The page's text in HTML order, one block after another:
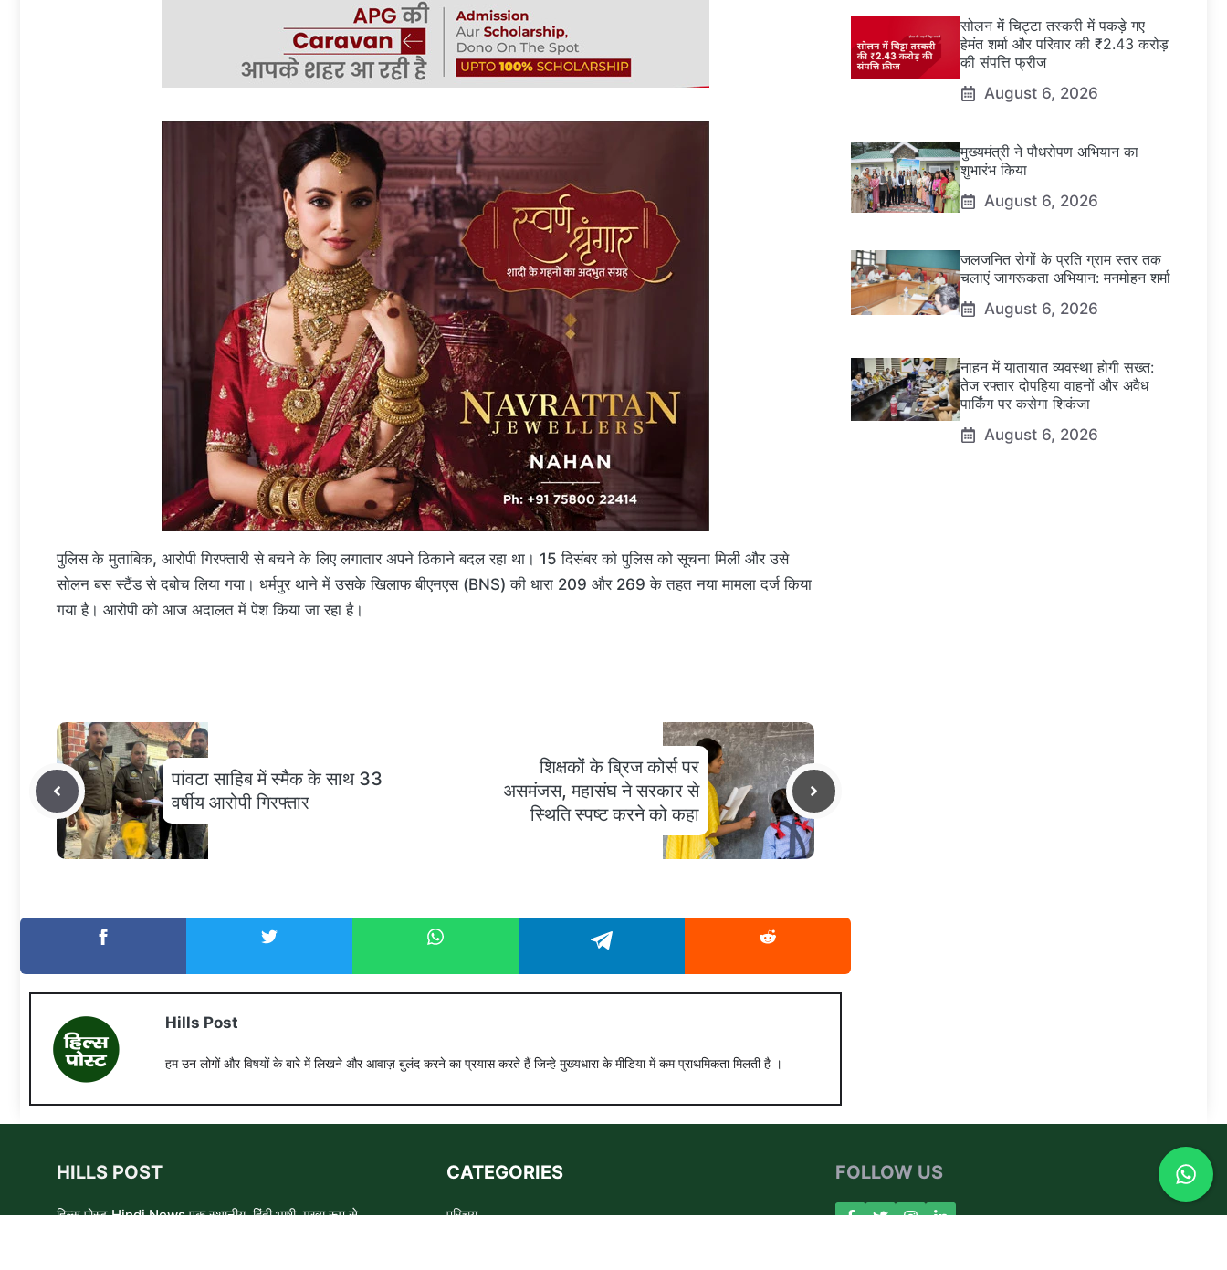
पुलिस के मुताबिक, आरोपी गिरफ्तारी से बचने के लिए लगातार अपने ठिकाने बदल रहा था। 15 दिसंबर को पुलिस को सूचना मिली और उसे
सोलन बस स्टैंड से दबोच लिया गया। धर्मपुर थाने में उसके खिलाफ बीएनएस (BNS) की धारा 209 और 269 के तहत नया मामला दर्ज किया
गया है। आरोपी को आज अदालत में पेश किया जा रहा है।
पांवटा साहिब में स्मैक के साथ 33
वर्षीय आरोपी गिरफ्तार
शिक्षकों के ब्रिज कोर्स पर
असमंजस, महासंघ ने सरकार से
स्थिति स्पष्ट करने को कहा
Hills Post
हम उन लोगों और विषयों के बारे में लिखने और आवाज़ बुलंद करने का प्रयास करते हैं जिन्हे मुख्यधारा के मीडिया में कम प्राथमिकता मिलती है ।
सोलन में चिट्टा तस्करी में पकड़े गए
हेमंत शर्मा और परिवार की ₹2.43 करोड़
की संपत्ति फ्रीज
August 6, 2026
मुख्यमंत्री ने पौधरोपण अभियान का
शुभारंभ किया
August 6, 2026
जलजनित रोगों के प्रति ग्राम स्तर तक
चलाएं जागरूकता अभियान: मनमोहन शर्मा
August 6, 2026
नाहन में यातायात व्यवस्था होगी सख्त:
तेज रफ्तार दोपहिया वाहनों और अवैध
पार्किंग पर कसेगा शिकंजा
August 6, 2026
HILLS POST
हिल्स पोस्ट Hindi News एक स्थानीय, हिंदी भाषी, मुख्य रूप से
CATEGORIES
परिचय
FOLLOW US